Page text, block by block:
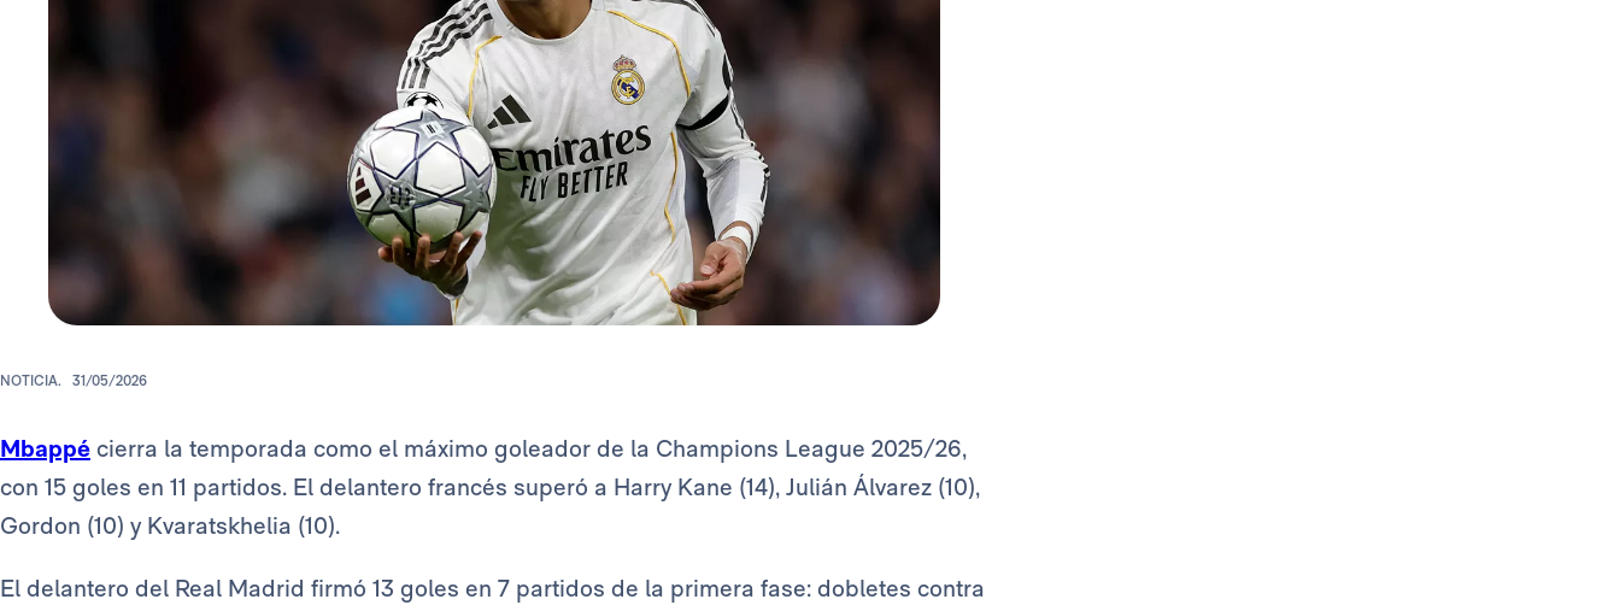
NOTICIA. 31/05/2026
Mbappé cierra la temporada como el máximo goleador de la Champions League 2025/26,
con 15 goles en 11 partidos. El delantero francés superó a Harry Kane (14), Julián Álvarez (10),
Gordon (10) y Kvaratskhelia (10).
El delantero del Real Madrid firmó 13 goles en 7 partidos de la primera fase: dobletes contra